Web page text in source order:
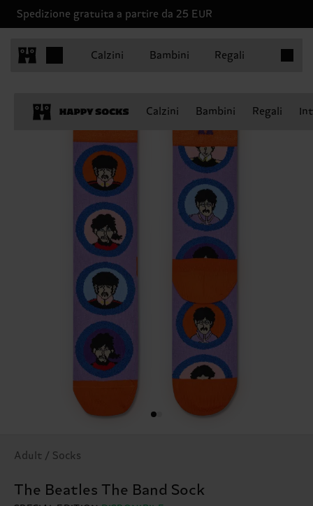
Spedizione gratuita a partire da 25 EUR
Calzini Bambini Regali
Calzini Bambini Regali
Adult / Socks
The Beatles The Band Sock